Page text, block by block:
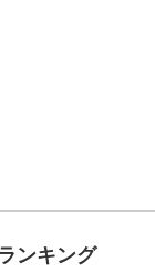
ンキング